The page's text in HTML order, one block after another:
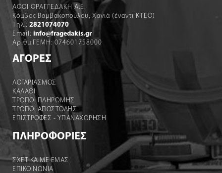
ΑΦΟΙ ΦΡΑΓΓΕΔΑΚΗ Α.Ε.
Κόμβος Βαμβακοπούλου, Χανιά (έναντι ΚΤΕΟ)
Τηλ.: 2821074070
Email: info@fragedakis.gr
Αριθμ.ΓΕΜΗ: 074601758000
ΑΓΟΡΕΣ
ΛΟΓΑΡΙΑΣΜΌΣ
ΚΑΛΆΘΙ
ΤΡΟΠΟΙ ΠΛΗΡΩΜΗΣ
ΤΡΟΠΟΙ ΑΠΟΣΤΟΛΉΣ
ΕΠΙΣΤΡΟΦΕΣ - ΥΠΑΝΑΧΩΡΗΣΗ
ΠΛΗΡΟΦΟΡΙΕΣ
ΣΧΕΤΙΚΑ ΜΕ ΕΜΑΣ
ΕΠΙΚΟΙΝΩΝΙΑ